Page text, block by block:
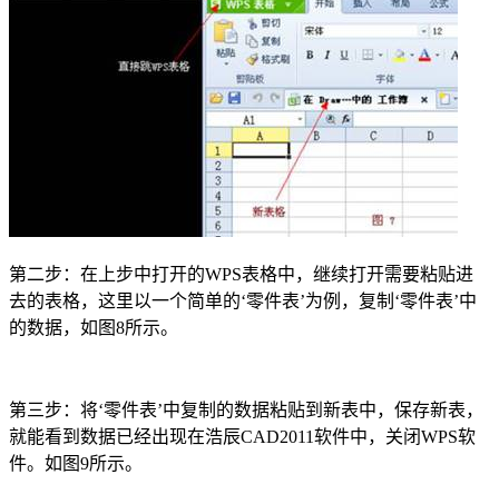
第二步：在上步中打开的WPS表格中，继续打开需要粘贴进
去的表格，这里以一个简单的‘零件表’为例，复制‘零件表’中
的数据，如图8所示。
第三步：将‘零件表’中复制的数据粘贴到新表中，保存新表，
就能看到数据已经出现在浩辰CAD2011软件中，关闭WPS软
件。如图9所示。